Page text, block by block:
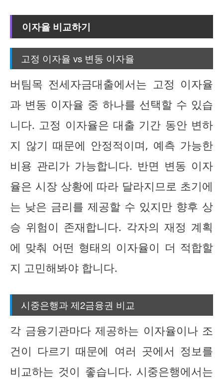
이자율 비교하기
고정 이자율 vs 변동 이자율
버팀목 전세자금대출에서는 고정 이자율
과 변동 이자율 중 하나를 선택할 수 있습
니다. 고정 이자율은 대출 기간 동안 변하
지 않기 때문에 안정적이며, 예측 가능한
비용 관리가 가능합니다. 반면 변동 이자
율은 시장 상황에 따라 달라지므로 초기에
는 낮은 금리를 제공할 수 있지만 향후 상
승 위험이 존재합니다. 각자의 재정 계획
에 맞춰 어떤 형태의 이자율이 더 적합할
지 고민해봐야 합니다.
시중은행과 제2금융권 비교
각 금융기관마다 제공하는 이자율이나 조
건이 다르기 때문에 여러 곳에서 정보를
비교하는 것이 좋습니다. 시중은행에서는